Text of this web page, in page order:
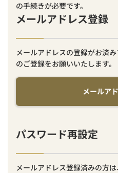
の手続きが必要です。
メールアドレス登録
メールアドレスの登録がお済
のご登録をお願いいたします。
メールア
パスワード再設定
メールアドレス登録済みの方